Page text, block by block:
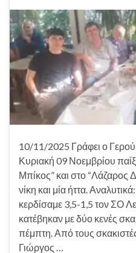
10/11/2025 Γράφει ο
Κυριακή 09 Νοεμβρίου
Μπίκος” και στο “Λάζαρος
νίκη και μία ήττα.
κερδίσαμε 3,5-1,5 τον ΣΟ
κατέβηκαν με δύο κενές
πέμπτη. Από τους
Γιώργος …